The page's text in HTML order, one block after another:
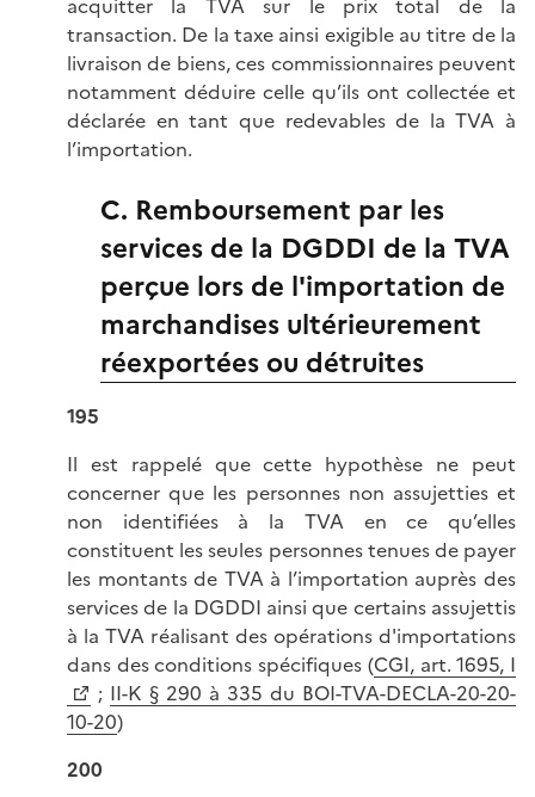
acquitter la TVA sur le prix total de la
transaction. De la taxe ainsi exigible au titre de la
livraison de biens, ces commissionnaires peuvent
notamment déduire celle qu’ils ont collectée et
déclarée en tant que redevables de la TVA à
l’importation.
C. Remboursement par les
services de la DGDDI de la TVA
perçue lors de l'importation de
marchandises ultérieurement
réexportées ou détruites
195
Il est rappelé que cette hypothèse ne peut
concerner que les personnes non assujetties et
non identifiées à la TVA en ce qu’elles
constituent les seules personnes tenues de payer
les montants de TVA à l’importation auprès des
services de la DGDDI ainsi que certains assujettis
à la TVA réalisant des opérations d'importations
dans des conditions spécifiques (CGI, art. 1695, I
; II-K § 290 à 335 du BOI-TVA-DECLA-20-20-
10-20)
200